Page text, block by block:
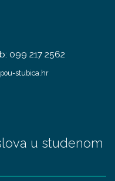
099 217 2562
stubica.hr
u studenom